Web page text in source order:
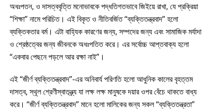
অধঃপতন, ও দাসত্ববৃত্তি মনোভাবকে পদ্ধতিগতভাবে জিইয়ে রাখা, যে প্রক্রিয়া
“শিক্ষা” নামে পরিচিত। এই বিকৃত ও নীতিবর্জিত “ব্যক্তিতন্ত্রবাদ” হলো
ব্যক্তিকতার বর্ম। এটা বাহ্যিক কারণের জন্য, সম্পদের জন্য এবং সামাজিক মর্যাদা
ও শ্রেষ্ঠত্বের জন্য জীবনকে অধঃপতিত করে। এর সর্বোচ্চ আপ্তবাক্য হলো
“একবার পেছনে পড়লে আর রক্ষা নাই”।
এই “জীর্ণ ব্যক্তিতন্ত্রবাদ”-এর অনিবার্য পরিণতি হলো আধুনিক কালের বৃহত্তম
দাসত্ব, স্থূল শ্রেণীস্বাতন্ত্র্য যা লক্ষ লক্ষ মানুষকে দয়ার ওপর বেঁচে থাকতে বাধ্য
করে। “জীর্ণ ব্যক্তিতন্ত্রবাদ” মানে হলো মালিকের জন্য সকল “ব্যক্তিতন্ত্রতা”